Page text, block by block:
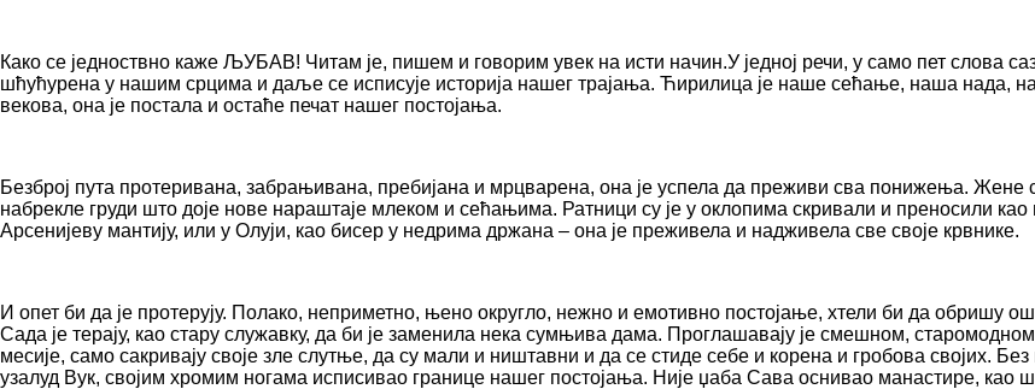
Како се једноствно каже ЉУБАВ! Читам је, пишем и говорим увек на исти начин.У једној речи, у само пет слова
шћућурена у нашим срцима и даље се исписује историја нашег трајања. Ћирилица је наше сећање, наша нада,
векова, она је постала и остаће печат нашег постојања.
Безброј пута протеривана, забрањивана, пребијана и мрцварена, она је успела да преживи сва понижења. Жене
набрекле груди што доје нове нараштаје млеком и сећањима. Ратници су је у оклопима скривали и преносили
Арсенијеву мантију, или у Олуји, као бисер у недрима држана – она је преживела и надживела све своје крвнике.
И опет би да је протерују. Полако, неприметно, њено округло, нежно и емотивно постојање, хтели би да обришу
Сада је терају, као стару служавку, да би је заменила нека сумњива дама. Проглашавају је смешном,
месије, само сакривају своје зле слутње, да су мали и ништавни и да се стиде себе и корена и гробова својих.
узалуд Вук, својим хромим ногама исписивао границе нашег постојања. Није џаба Сава оснивао манастире, као